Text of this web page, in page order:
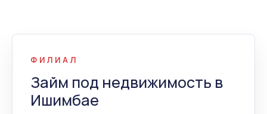
ФИЛИАЛ
Займ под недвижимость в
Ишимбае